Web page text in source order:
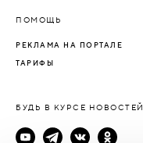
ПОМОЩЬ
РЕКЛАМА НА ПОРТАЛЕ
ТАРИФЫ
БУДЬ В КУРСЕ НОВОСТЕЙ